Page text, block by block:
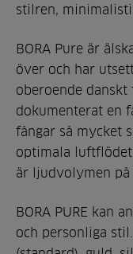
stilren,
BORA Pure är
över och har
oberoende
dokumenterat en
fångar så mycket
optimala
är ljudvolymen på
BORA PURE kan
och personliga